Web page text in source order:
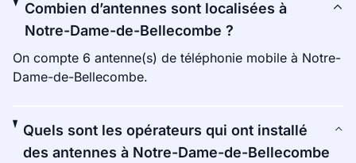
Combien d’antennes sont localisées à
Notre-Dame-de-Bellecombe ?
On compte 6 antenne(s) de téléphonie mobile à Notre-
Dame-de-Bellecombe.
Quels sont les opérateurs qui ont installé
des antennes à Notre-Dame-de-Bellecombe